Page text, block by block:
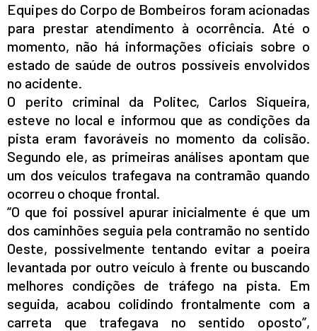
Equipes do Corpo de Bombeiros foram acionadas
para prestar atendimento à ocorrência. Até o
momento, não há informações oficiais sobre o
estado de saúde de outros possíveis envolvidos
no acidente.
O perito criminal da Politec, Carlos Siqueira,
esteve no local e informou que as condições da
pista eram favoráveis no momento da colisão.
Segundo ele, as primeiras análises apontam que
um dos veículos trafegava na contramão quando
ocorreu o choque frontal.
“O que foi possível apurar inicialmente é que um
dos caminhões seguia pela contramão no sentido
Oeste, possivelmente tentando evitar a poeira
levantada por outro veículo à frente ou buscando
melhores condições de tráfego na pista. Em
seguida, acabou colidindo frontalmente com a
carreta que trafegava no sentido oposto”,